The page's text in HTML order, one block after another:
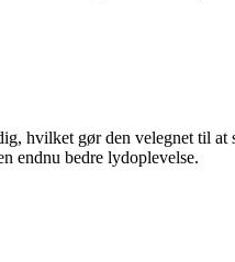
hvilket gør den velegnet til
endnu bedre lydoplevelse.